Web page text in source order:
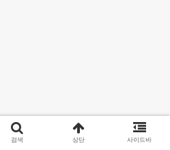
검색 상단 사이드바